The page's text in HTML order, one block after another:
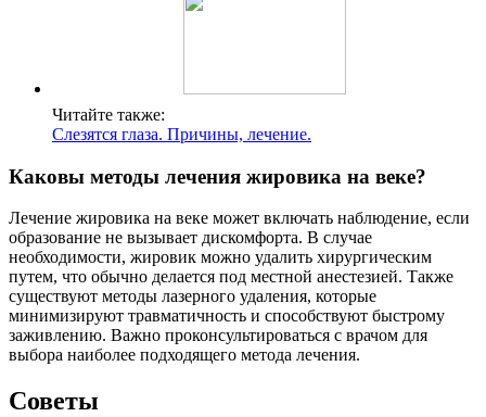
Читайте также:
Слезятся глаза. Причины, лечение.
Каковы методы лечения жировика на веке?
Лечение жировика на веке может включать наблюдение, если
образование не вызывает дискомфорта. В случае
необходимости, жировик можно удалить хирургическим
путем, что обычно делается под местной анестезией. Также
существуют методы лазерного удаления, которые
минимизируют травматичность и способствуют быстрому
заживлению. Важно проконсультироваться с врачом для
выбора наиболее подходящего метода лечения.
Советы